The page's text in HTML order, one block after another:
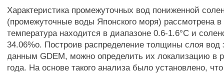
Характеристика промежуточных вод пониженной
(промежуточные воды Японского моря) рассмотрена
температура находится в диапазоне 0.6-1.6°С и
34.06%о. Построив распределение толщины слоя вод
данным GDEM, можно определить их локализацию в
года. На основе такого анализа было установлено,